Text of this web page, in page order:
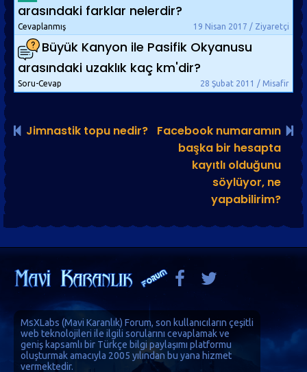
arasındaki farklar nelerdir?
19 Nisan 2017 / Ziyaretçi
Cevaplanmış
Büyük Kanyon ile Pasifik Okyanusu
arasındaki uzaklık kaç km'dir?
28 Şubat 2011 / Misafir
Soru-Cevap
Jimnastik topu nedir?
Facebook numaramın
başka bir hesapta
kayıtlı olduğunu
söylüyor, ne
yapabilirim?
MsXLabs (Mavi Karanlık) Forum, son kullanıcıların çeşitli
web teknolojileri ile ilgili sorularını cevaplamak ve
geniş kapsamlı bir Türkçe bilgi paylaşımı platformu
oluşturmak amacıyla 2005 yılından bu yana hizmet
vermektedir.